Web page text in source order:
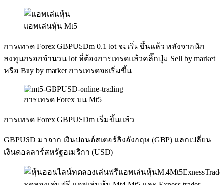
แอพเล่นหุ้น Mt5
การเทรด Forex GBPUSDm 0.1 lot จะเริ่มขึ้นแล้ว หลังจากนัก
ลงทุนกรอกจำนวน lot ที่ต้องการเทรดแล้วคลิ๊กปุ่ม Sell by market
หรือ Buy by market การเทรดจะเริ่มขึ้น
การเทรด Forex บน Mt5
การเทรด Forex GBPUSDm เริ่มขึ้นแล้ว
GBPUSD มาจาก เงินปอนด์สเตอร์ลิงอังกฤษ (GBP) แลกเปลี่ยน
เงินดอลลาร์สหรัฐอเมริกา (USD)